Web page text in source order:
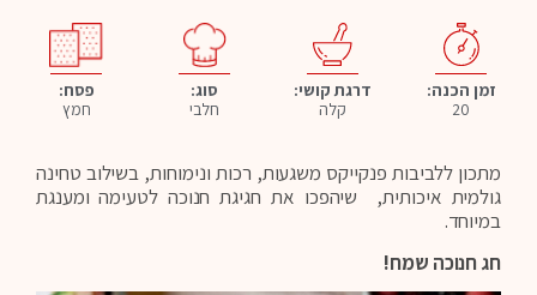
זמן הכנה:
20
דרגת קושי:
קלה
סוג:
חלבי
פסח:
חמץ
מתכון ללביבות פנקייקס משגעות, רכות ונימוחות, בשילוב טחינה
גולמית איכותית, שיהפכו את חגיגת חנוכה לטעימה ומענגת
במיוחד.
חג חנוכה שמח!